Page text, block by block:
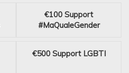
€100 Support
#MaQualeGender
€500 Support LGBTI